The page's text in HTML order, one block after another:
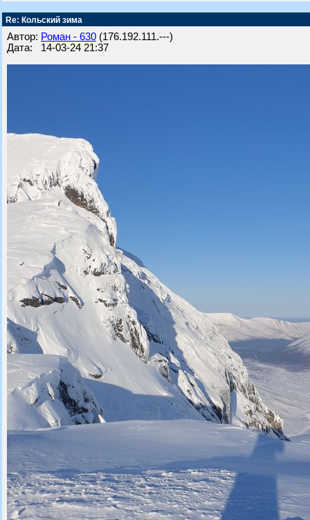
Re: Кольский зима
Автор: Роман - 630 (176.192.111.---)
Дата: 14-03-24 21:37